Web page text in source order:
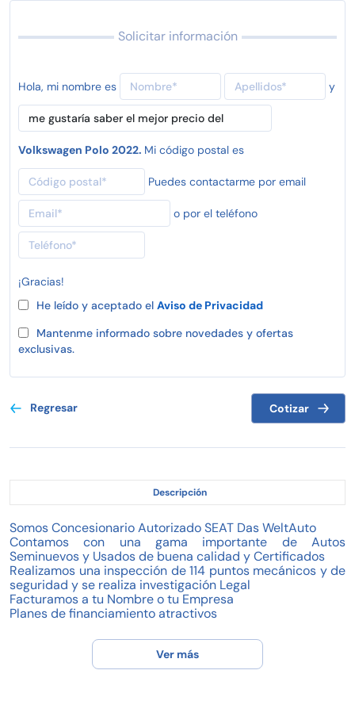
Solicitar información
Hola, mi nombre es y
Volkswagen Polo 2022. Mi código postal es
Puedes contactarme por email
o por el teléfono
¡Gracias!
He leído y aceptado el Aviso de Privacidad
Mantenme informado sobre novedades y ofertas
exclusivas.
Regresar Cotizar
Descripción
Somos Concesionario Autorizado SEAT Das WeltAuto
Contamos con una gama importante de Autos
Seminuevos y Usados de buena calidad y Certificados
Realizamos una inspección de 114 puntos mecánicos y de
seguridad y se realiza investigación Legal
Facturamos a tu Nombre o tu Empresa
Planes de financiamiento atractivos
Respuesta de 24 a 48 horas
Tomamos tu auto a cuenta, no te arriesgues
Ver más